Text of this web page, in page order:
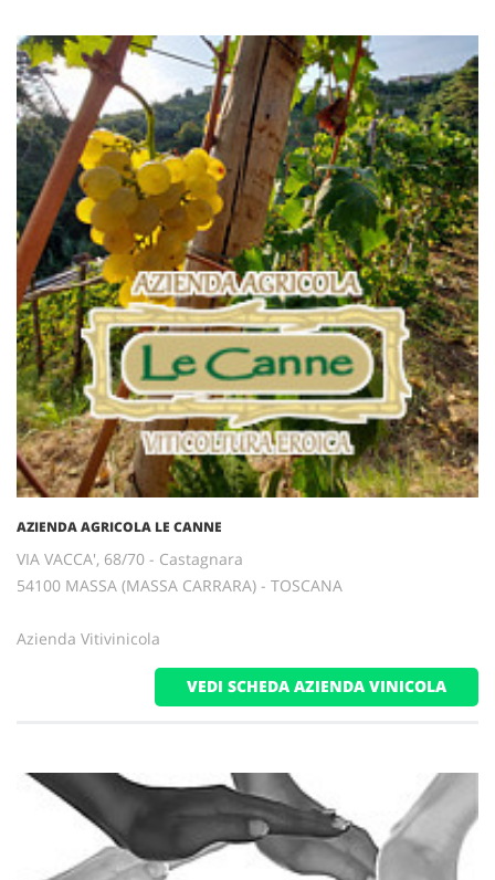
AZIENDA AGRICOLA LE CANNE
VIA VACCA', 68/70 - Castagnara
54100 MASSA (MASSA CARRARA) - TOSCANA
Azienda Vitivinicola
VEDI SCHEDA AZIENDA VINICOLA